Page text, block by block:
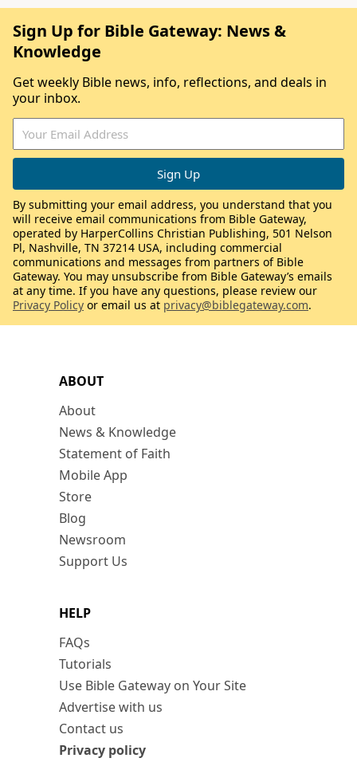
ABOUT
About
News & Knowledge
Statement of Faith
Mobile App
Store
Blog
Newsroom
Support Us
HELP
FAQs
Tutorials
Use Bible Gateway on Your Site
Advertise with us
Contact us
Privacy policy
Sign Up for Bible Gateway: News &
Knowledge
Get weekly Bible news, info, reflections, and deals in
your inbox.
By submitting your email address, you understand that you
will receive email communications from Bible Gateway,
operated by HarperCollins Christian Publishing, 501 Nelson
Pl, Nashville, TN 37214 USA, including commercial
communications and messages from partners of Bible
Gateway. You may unsubscribe from Bible Gateway’s emails
at any time. If you have any questions, please review our
Privacy Policy or email us at privacy@biblegateway.com.